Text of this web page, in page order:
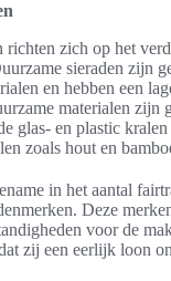
richten zich op het
sieraden zijn
en hebben een
materialen zijn
glas- en plastic
zoals hout en
in het aantal
Deze
voor de
zij een eerlijk loon